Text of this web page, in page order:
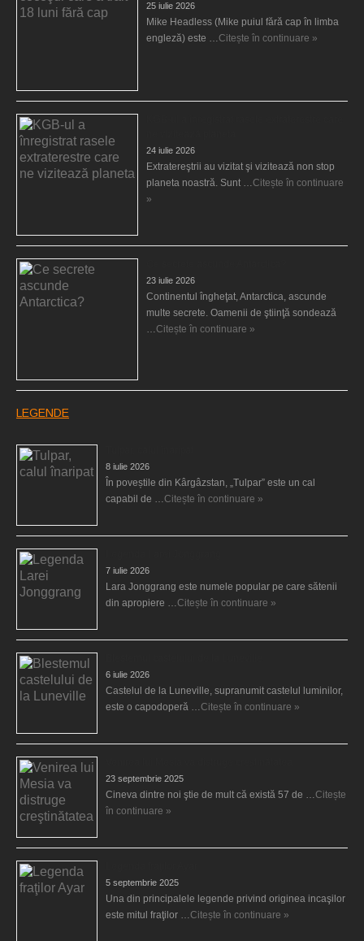
25 iulie 2026
Mike Headless (Mike puiul fără cap în limba
engleză) este …Citește în continuare »
24 iulie 2026
Extratereştrii au vizitat şi vizitează non stop
planeta noastră. Sunt …Citește în continuare
»
23 iulie 2026
Continentul îngheţat, Antarctica, ascunde
multe secrete. Oamenii de ştiinţă sondează
…Citește în continuare »
LEGENDE
8 iulie 2026
În poveștile din Kârgâzstan, „Tulpar” este un cal
capabil de …Citește în continuare »
7 iulie 2026
Lara Jonggrang este numele popular pe care sătenii
din apropiere …Citește în continuare »
6 iulie 2026
Castelul de la Luneville, supranumit castelul luminilor,
este o capodoperă …Citește în continuare »
23 septembrie 2025
Cineva dintre noi ştie de mult că există 57 de …Citește
în continuare »
5 septembrie 2025
Una din principalele legende privind originea incaşilor
este mitul fraţilor …Citește în continuare »